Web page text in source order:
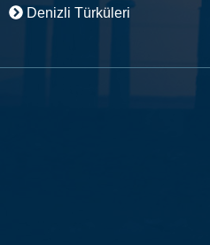
Denizli Türküleri